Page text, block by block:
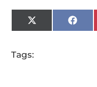
X
(Twitter)
Tags: